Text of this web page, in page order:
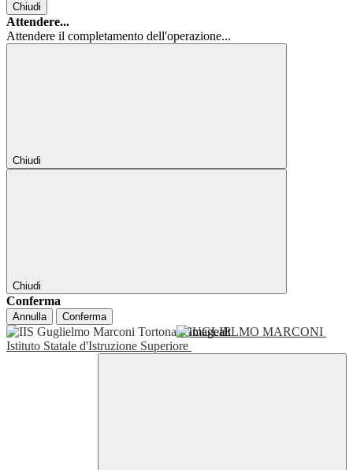
Chiudi
Attendere...
Attendere il completamento dell'operazione...
Chiudi
Chiudi
Conferma
Annulla Conferma
GUGLIELMO MARCONI
Istituto Statale d'Istruzione Superiore